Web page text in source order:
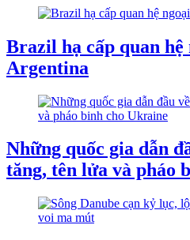
Brazil hạ cấp quan hệ
Argentina
Những quốc gia dẫn
tăng, tên lửa và pháo